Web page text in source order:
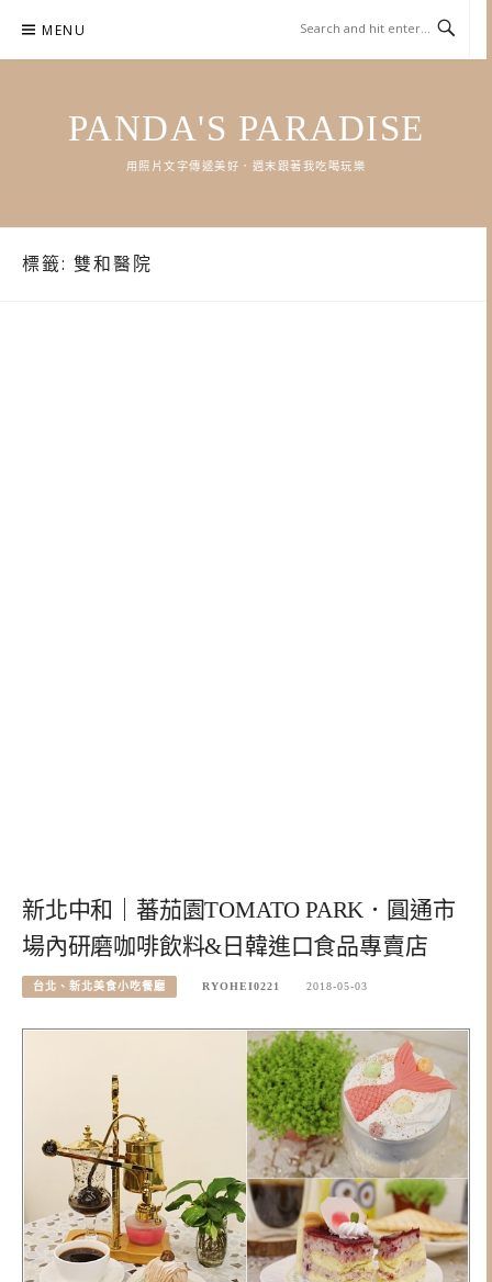
content
MENU
PANDA'S PARADISE
用照片文字傳遞美好．週末跟著我吃喝玩樂
標籤: 雙和醫院
新北中和｜蕃茄園TOMATO PARK．圓通市
場內研磨咖啡飲料&日韓進口食品專賣店
台北、新北美食小吃餐廳 RYOHEI0221 2018-05-03